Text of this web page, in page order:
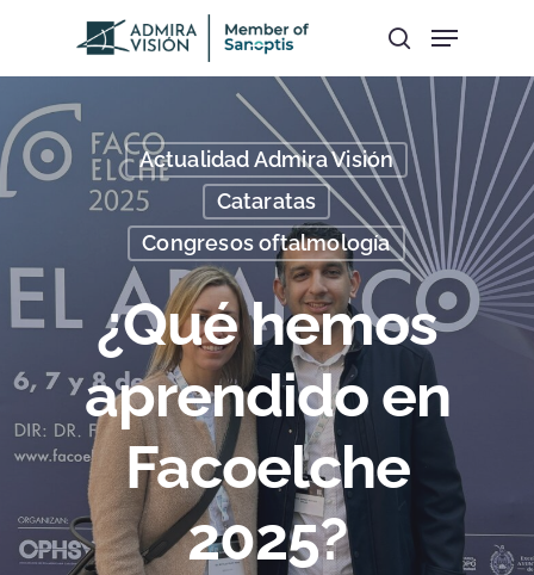
Hit enter to search or ESC to close
Actualidad Admira Visión
Cataratas
Congresos oftalmología
¿Qué hemos
aprendido en
Facoelche
2025?